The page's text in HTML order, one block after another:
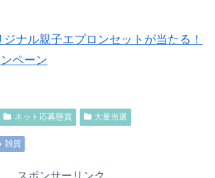
ジナル親子エプロンセットが当たる！
ペーン
ネット応募懸賞 大量当選
雑貨
スポンサーリンク